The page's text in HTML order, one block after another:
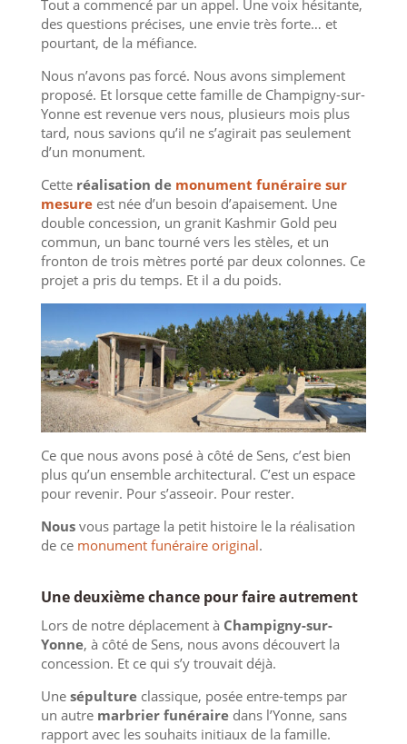
Tout a commencé par un appel. Une voix hésitante,
des questions précises, une envie très forte… et
pourtant, de la méfiance.
Nous n’avons pas forcé. Nous avons simplement
proposé. Et lorsque cette famille de Champigny-sur-
Yonne est revenue vers nous, plusieurs mois plus
tard, nous savions qu’il ne s’agirait pas seulement
d’un monument.
Cette réalisation de monument funéraire sur
mesureest née d’un besoin d’apaisement. Une
double concession, un granit Kashmir Gold peu
commun, un banc tourné vers les stèles, et un
fronton de trois mètres porté par deux colonnes. Ce
projet a pris du temps. Et il a du poids.
Ce que nous avons posé à côté de Sens, c’est bien
plus qu’un ensemble architectural. C’est un espace
pour revenir. Pour s’asseoir. Pour rester.
Nousvous partage la petit histoire le la réalisation
de ce monument funéraire original.
Une deuxième chance pour faire autrement
Lors de notre déplacement à Champigny-sur-
Yonne, à côté de Sens, nous avons découvert la
concession. Et ce qui s’y trouvait déjà.
Une sépultureclassique, posée entre-temps par
un autre marbrier funéraire dans l’Yonne, sans
rapport avec les souhaits initiaux de la famille.